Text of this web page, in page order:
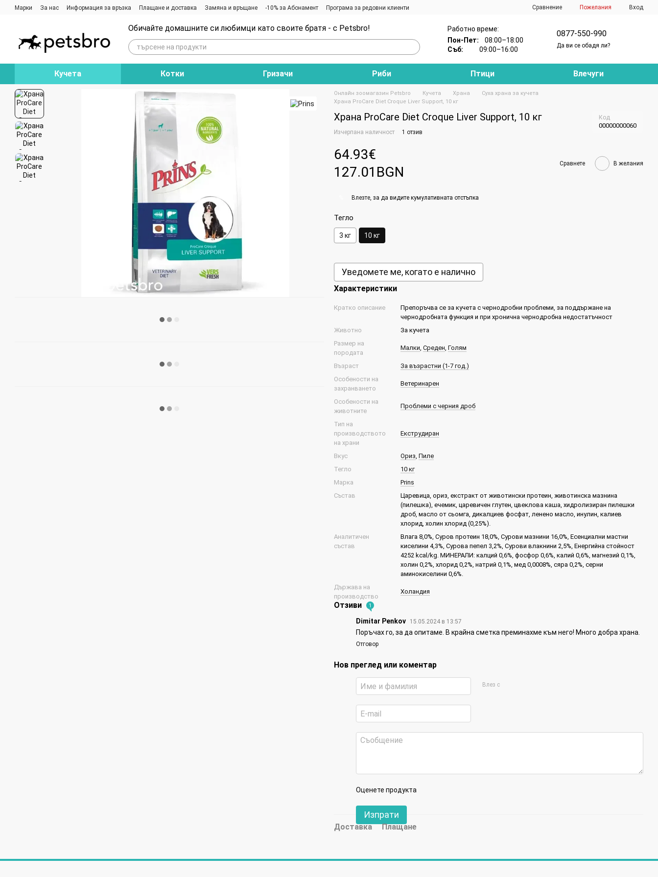
Премини към основното съдържание
Марки За нас Информация за връзка Плащане и доставка Замяна и връщане -10% за Абонамент
Програма за редовни клиенти
Сравнение Пожелания Вход
Обичайте домашните си любимци като своите братя - с Petsbro!
Работно време:
Пон-Пет:08:00–18:00
Съб:09:00–16:00
0877-550-990
Да ви се обадя ли?
Кучета Котки Гризачи Риби Птици Влечуги
Онлайн зоомагазин Petsbro Кучета Храна
Суха храна за кучета
Храна ProCare Diet Crоque Liver Support, 10 кг
Храна ProCare Diet Crоque Liver Support, 10 кг Код
00000000060
Изчерпана наличност 1 отзив
64.93€
127.01BGN
Сравнете В желания
Влезте , за да видите кумулативната отстъпка
Тегло
3 кг 10 кг
Уведомете ме, когато е налично
Характеристики
Кратко описание
Препоръчва се за кучета с чернодробни проблеми, за поддържане на
чернодробната функция и при хронична чернодробна недостатъчност
Животно
За кучета
Размер на
породата
Малки, Среден, Голям
Възраст
За възрастни (1-7 год.)
Особености на
захранването
Ветеринарен
Особености на
животните
Проблеми с черния дроб
Тип на
производството
на храни
Екструдиран
Вкус Ориз, Пиле
Тегло
10 кг
Марка
Prins
Състав
Царевица, ориз, екстракт от животински протеин, животинска мазнина
(пилешка), ечемик, царевичен глутен, цвеклова каша, хидролизиран пилешки
дроб, масло от сьомга, дикалциев фосфат, ленено масло, инулин, калиев
хлорид, холин хлорид (0,25%).
Аналитичен
състав
Влага 8,0%, Суров протеин 18,0%, Сурови мазнини 16,0%, Есенциални мастни
киселини 4,3%, Сурова пепел 3,2%, Сурови влакнини 2,5%, Енергийна стойност
4252 kcal/kg. МИНЕРАЛИ: калций 0,6%, фосфор 0,6%, калий 0,6%, магнезий 0,1%,
холин 0,2%, хлорид 0,2%, натрий 0,1%, мед 0,0008%, сяра 0,2%, серни
аминокиселини 0,6%.
Държава на
производство
Холандия
Отзиви 1
Dimitar Penkov 15.05.2024 в 13:57
Поръчах го, за да опитаме. В крайна сметка преминахме към него! Много добра храна.
Отговор
Нов преглед или коментар
Влез с
Оценете продукта
Изпрати
Доставка Плащане